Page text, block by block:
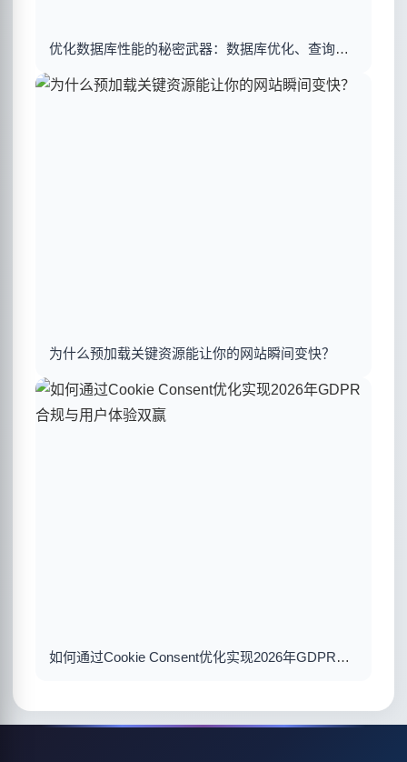
优化数据库性能的秘密武器：数据库优化、查询优化与索引建立揭秘
为什么预加载关键资源能让你的网站瞬间变快？
如何通过Cookie Consent优化实现2026年GDPR合规与用户体验双赢